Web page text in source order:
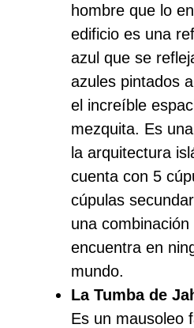
hombre que lo
edificio es una
azul que se
azules pintados
el increíble
mezquita. Es
la arquitectura
cuenta con 5
cúpulas
una
encuentra en
mundo.
La Tumba de
Es un mausoleo